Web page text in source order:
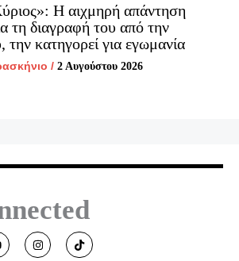
Η αιχμηρή απάντηση
τη διαγραφή του από την
την κατηγορεί για εγωμανία
/ 2 Αυγούστου 2026
I
n
s
T
i
k